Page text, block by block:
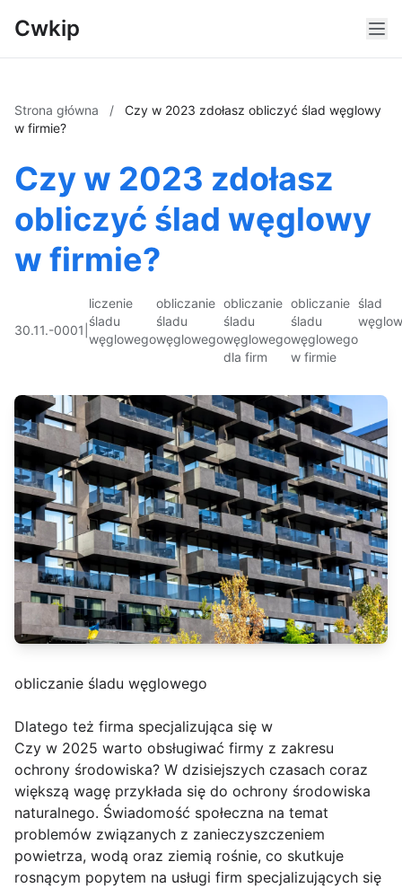
Cwkip
Strona główna /
Czy w 2023 zdołasz obliczyć ślad węglowy
w firmie?
Czy w 2023 zdołasz
obliczyć ślad węglowy
w firmie?
30.11.-0001
liczenie
śladu
węglowego
obliczanie
śladu
węglowego
obliczanie
śladu
węglowego
dla firm
obliczanie
śladu
węglowego
w firmie
ślad
obliczanie śladu węglowego
Dlatego też firma specjalizująca się w
Czy w 2025 warto obsługiwać firmy z zakresu
ochrony środowiska? W dzisiejszych czasach coraz
większą wagę przykłada się do ochrony środowiska
naturalnego. Świadomość społeczna na temat
problemów związanych z zanieczyszczeniem
powietrza, wodą oraz ziemią rośnie, co skutkuje
rosnącym popytem na usługi firm specjalizujących się